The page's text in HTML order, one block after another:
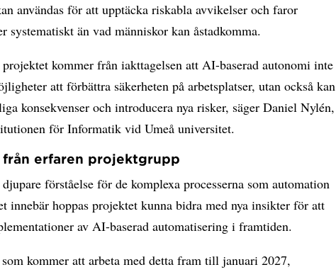
användas för att upptäcka riskabla avvikelser och faror
systematiskt än vad människor kan åstadkomma.
kommer från iakttagelsen att AI-baserad autonomi inte
att förbättra säkerheten på arbetsplatser, utan också kan
konsekvenser och introducera nya risker, säger Daniel Nylén,
för Informatik vid Umeå universitet.
erfaren projektgrupp
förståelse för de komplexa processerna som automation
innebär hoppas projektet kunna bidra med nya insikter för att
av AI-baserad automatisering i framtiden.
kommer att arbeta med detta fram till januari 2027,